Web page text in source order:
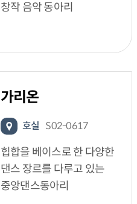
창작 음악 동아리
가리온
호실 S02-0617
힙합을 베이스로 한 다양한
댄스 장르를 다루고 있는
중앙댄스동아리